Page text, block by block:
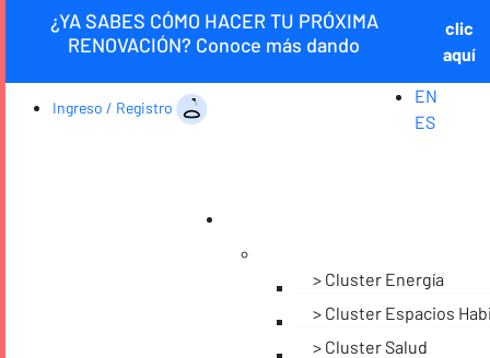
¿YA SABES CÓMO HACER TU PRÓXIMA
RENOVACIÓN? Conoce más dando
clic
aquí
Ingreso / Registro
EN
ES
Cluster Energía
Cluster Espacios
Cluster Salud